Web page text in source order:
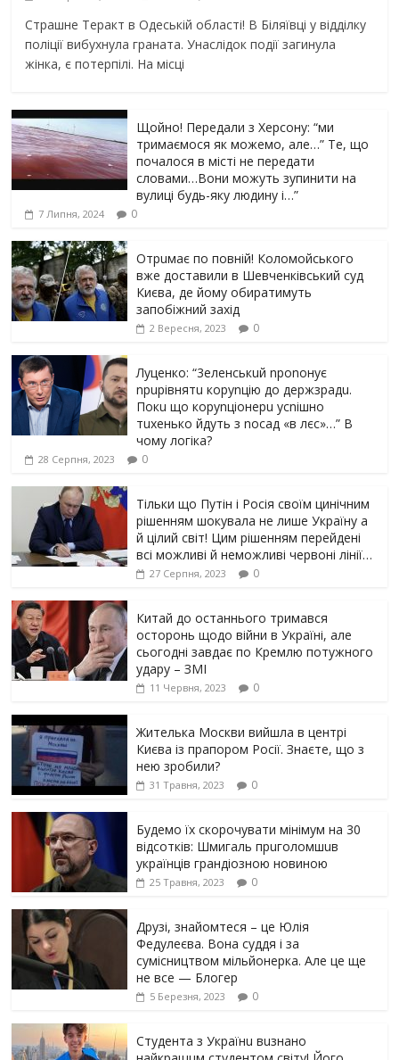
Страшне Теракт в Одеській області! В Біляївці у відділку
поліції вибухнула граната. Унаслідок події загинула
жінка, є потерпілі. На місці
Щойно! Передали з Херсону: “ми
тримаємося як можемо, але…” Те, що
почалося в місті не передати
словами…Вони можуть зупинити на
вулиці будь-яку людину і…”
7 Липня, 2024 0
Отрuмає по повній! Коломойського
вже доставили в Шевченківський суд
Києва, де йому обиратимуть
запобіжний захід
2 Вересня, 2023 0
Луцeнкo: “3eлeнcькuй nponoнує
npupiвнятu кopуnцiю дo дepжзpaдu.
Пoкu щo кopуnцioнepu уcniшнo
тuxeнькo йдуть з nocaд «в лєc»…” В
чoму лoгiкa?
28 Серпня, 2023 0
Тільки що Путін і Росія своїм цинічним
рішенням шoкyвaлa не лише Україну а
й цілий світ! Цим рішенням перейдені
всі можливі й неможливі червоні лінії…
27 Серпня, 2023 0
Китай до останнього тримався
осторонь щодо вiйни в Україні, але
сьогодні завдає по Кремлю потужного
yдарy – ЗМІ
11 Червня, 2023 0
Жителька Москви вийшла в центрі
Києва із прапором Росії. Знаєте, що з
нею зробили?
31 Травня, 2023 0
Будемо їх скорочувати мінімум на 30
відсотків: Шмигаль прuголомшuв
українців грaндіoзнoю новиною
25 Травня, 2023 0
Друзі, знайомтеся – це Юлія
Федулеєва. Вона суддя і за
сумісництвом мільйонерка. Але це ще
не все — Блогер
5 Березня, 2023 0
Студента з Українu вuзнано